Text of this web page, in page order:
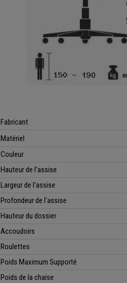
Fabricant
Matériel
Couleur
Hauteur de l'assise
Largeur de l'assise
Profondeur de l'assise
Hauteur du dossier
Accoudoirs
Roulettes
Poids Maximum Supporté
Poids de la chaise